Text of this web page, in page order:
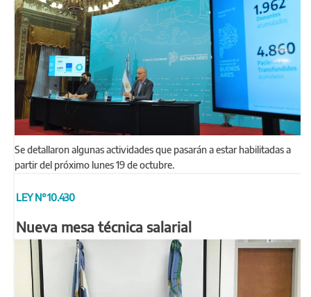
Se detallaron algunas actividades que pasarán a estar habilitadas a
partir del próximo lunes 19 de octubre.
LEY N°10.430
Nueva mesa técnica salarial